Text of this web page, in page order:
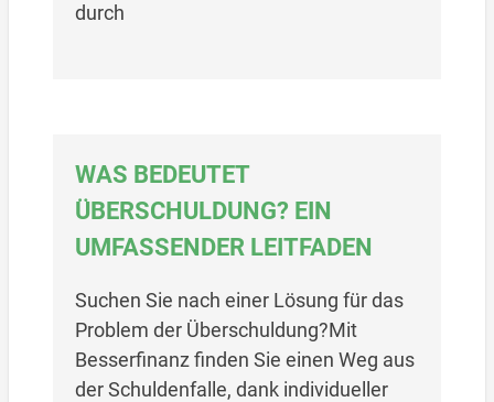
durch
WAS BEDEUTET
ÜBERSCHULDUNG? EIN
UMFASSENDER LEITFADEN
Suchen Sie nach einer Lösung für das
Problem der Überschuldung?Mit
Besserfinanz finden Sie einen Weg aus
der Schuldenfalle, dank individueller